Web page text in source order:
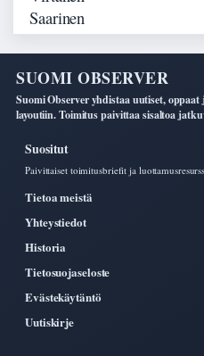
SUOMI OBSERVER
Suomi Observer yhdistaa uutiset,
layoutiin. Toimitus paivittaa sisaltoa
Suositut
Paivittaiset toimitusbriefit ja
Tietoa meistä
Yhteystiedot
Historia
Tietosuojaseloste
Evästekäytäntö
Uutiskirje